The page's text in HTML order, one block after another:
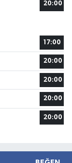
20:00
17:00
20:00
20:00
20:00
20:00